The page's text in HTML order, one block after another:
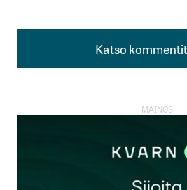
Katso
Katso
on sijoitettuna pakollisten
lasketa mukaan jutun